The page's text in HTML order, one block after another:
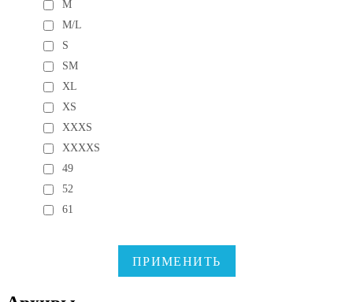
M
M/L
S
SM
XL
XS
XXXS
XXXXS
49
52
61
ПРИМЕНИТЬ